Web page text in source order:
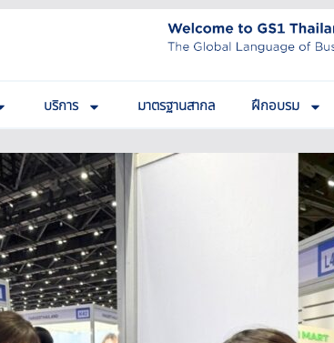
บริการ มาตรฐานสากล ฝึกอบรม